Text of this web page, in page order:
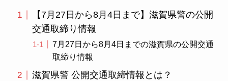
【7月27日から8月4日まで】滋賀県警の公開
交通取締り情報
7月27日から8月4日までの滋賀県の公開交通
取締り情報
滋賀県警 公開交通取締情報とは？